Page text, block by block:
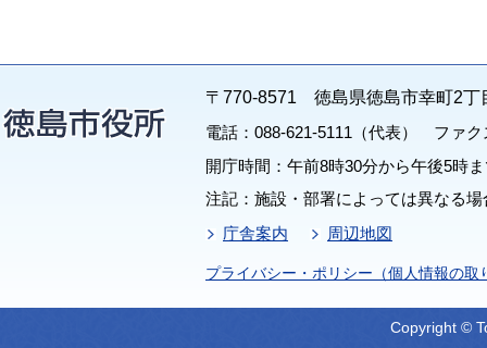
〒770-8571 徳島県徳島市幸町2丁
電話：088-621-5111（代表） ファク
開庁時間：午前8時30分から午後5時
注記：施設・部署によっては異なる
庁舎案内
周辺地図
プライバシー・ポリシー（個人情報の取
Copyright ©